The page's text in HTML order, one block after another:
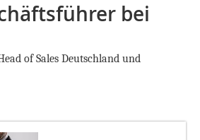
bei
of Sales Deutschland und